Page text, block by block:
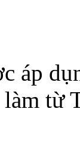
áp
làm